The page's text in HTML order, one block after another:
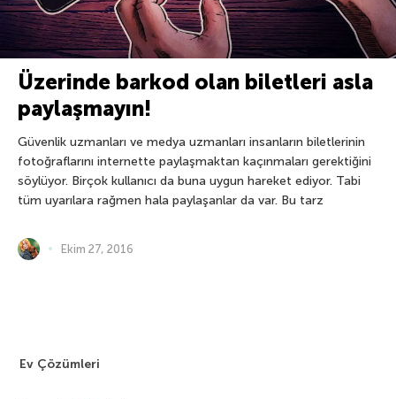
Üzerinde barkod olan biletleri asla
paylaşmayın!
Güvenlik uzmanları ve medya uzmanları insanların biletlerinin
fotoğraflarını internette paylaşmaktan kaçınmaları gerektiğini
söylüyor. Birçok kullanıcı da buna uygun hareket ediyor. Tabi
tüm uyarılara rağmen hala paylaşanlar da var. Bu tarz
Ekim 27, 2016
Ev Çözümleri